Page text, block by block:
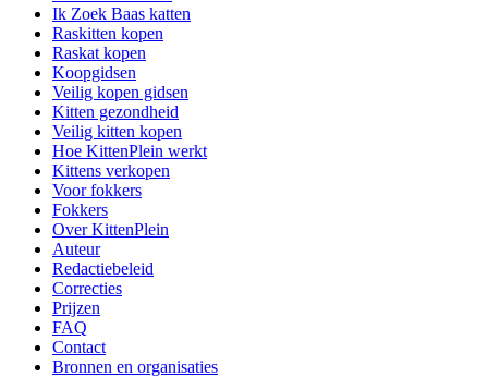
Ik Zoek Baas katten
Raskitten kopen
Raskat kopen
Koopgidsen
Veilig kopen gidsen
Kitten gezondheid
Veilig kitten kopen
Hoe KittenPlein werkt
Kittens verkopen
Voor fokkers
Fokkers
Over KittenPlein
Auteur
Redactiebeleid
Correcties
Prijzen
FAQ
Contact
Bronnen en organisaties